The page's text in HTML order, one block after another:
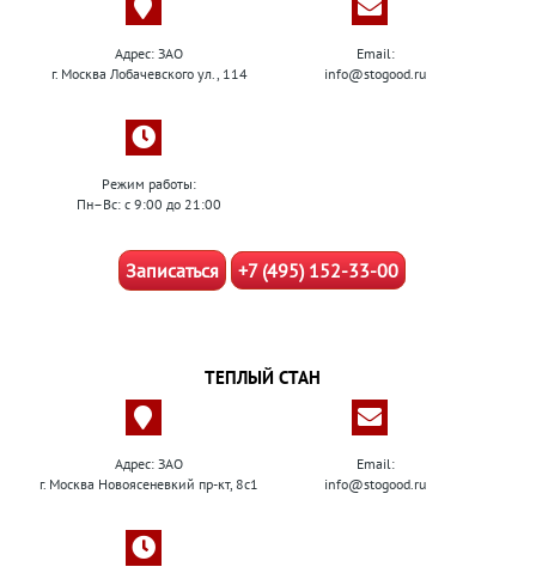
Адрес: ЗАО
г. Москва Лобачевского ул., 114
Email:
info@stogood.ru
Режим работы:
Пн–Вс: с 9:00 до 21:00
Записаться +7 (495) 152-33-00
ТЕПЛЫЙ СТАН
Адрес: ЗАО
г. Москва Новоясеневкий пр-кт, 8с1
Email:
info@stogood.ru